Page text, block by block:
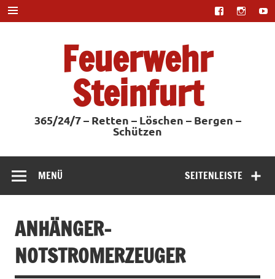
Zum
Inhalt
springen
Feuerwehr
Steinfurt
365/24/7 – Retten – Löschen – Bergen –
Schützen
SEITENLEISTE
MENÜ
ANHÄNGER-
NOTSTROMERZEUGER